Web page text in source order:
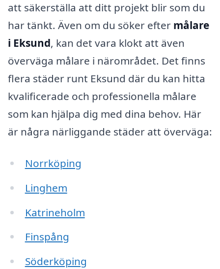
att säkerställa att ditt projekt blir som du
har tänkt. Även om du söker efter målare
i Eksund, kan det vara klokt att även
överväga målare i närområdet. Det finns
flera städer runt Eksund där du kan hitta
kvalificerade och professionella målare
som kan hjälpa dig med dina behov. Här
är några närliggande städer att överväga:
Norrköping
Linghem
Katrineholm
Finspång
Söderköping